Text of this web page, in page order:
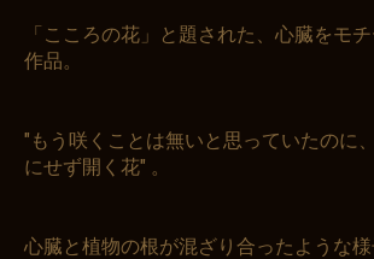
「こころの花」と題された、心臓をモ
作品。
"もう咲くことは無いと思っていたのに
にせず開く花" 。
心臓と植物の根が混ざり合ったような